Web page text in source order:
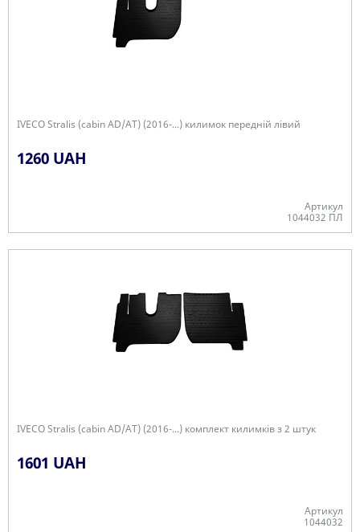
IVECO Stralis (cabin AD/AT) (2016-...) килимок передній лівий
1260 UAH
Артикул
1044032 ПЛ
IVECO Stralis (cabin AD/AT) (2016-...) комплект килимків з 2 штук
1601 UAH
Артикул
1044032